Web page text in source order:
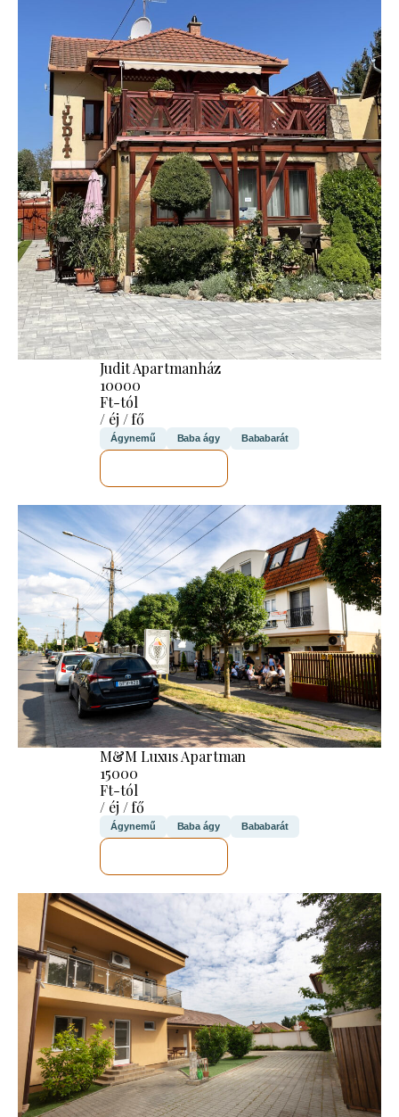
Judit Apartmanház
10000
Ft-tól
/ éj / fő
Ágynemű Baba ágy Bababarát
M&M Luxus Apartman
15000
Ft-tól
/ éj / fő
Ágynemű Baba ágy Bababarát